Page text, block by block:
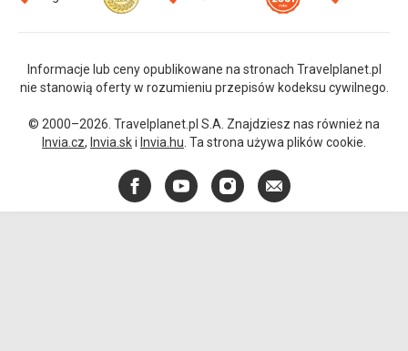
Informacje lub ceny opublikowane na stronach Travelplanet.pl
nie stanowią oferty w rozumieniu przepisów kodeksu cywilnego.
© 2000–2026. Travelplanet.pl S.A. Znajdziesz nas również na
Invia.cz, Invia.ski Invia.hu . Ta strona używa plików cookie.
FacebookYouTubeInstagram
E-
mail